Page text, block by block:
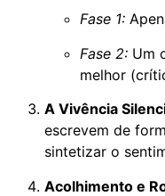
Fase 1:
Fase 2: Um
melhor
A Vivência
escrevem de
sintetizar o
Acolhimento e